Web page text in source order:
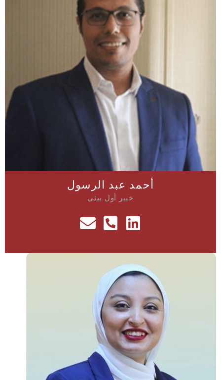
أحمد عبد الرسول
خبير أول بيئى